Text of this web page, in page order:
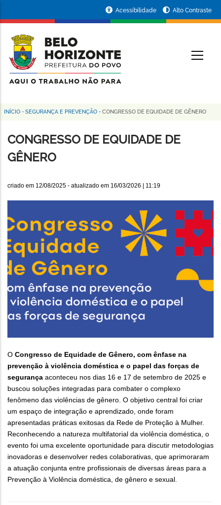
conteúdo
principal
da
Prefeitura
de
Horizonte
Acessibilidade Alto Contraste
Trilha
de
navegação
INÍCIO - SEGURANÇA E PREVENÇÃO - CONGRESSO DE EQUIDADE DE GÊNERO
CONGRESSO DE EQUIDADE DE
GÊNERO
criado em 12/08/2025 - atualizado em 16/03/2026 | 11:19
O Congresso de Equidade de Gênero, com ênfase na
prevenção à violência doméstica e o papel das forças de
segurança aconteceu nos dias 16 e 17 de setembro de 2025 e
buscou soluções integradas para combater o complexo
fenômeno das violências de gênero. O objetivo central foi criar
um espaço de integração e aprendizado, onde foram
apresentadas práticas exitosas da Rede de Proteção à Mulher.
Reconhecendo a natureza multifatorial da violência doméstica, o
evento foi uma excelente oportunidade para discutir metodologias
inovadoras e desenvolver redes colaborativas, que aprimoraram
a atuação conjunta entre profissionais de diversas áreas para a
Prevenção à Violência doméstica, de gênero e sexual.